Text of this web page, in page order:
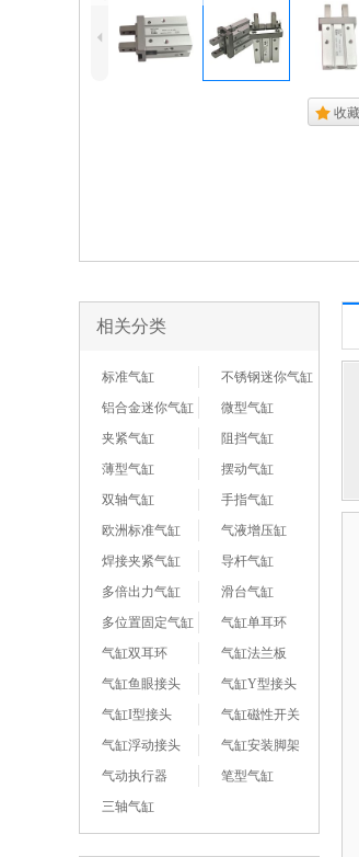
4
相关分类
标准气缸
不锈钢迷你气缸
铝合金迷你气缸
微型气缸
夹紧气缸
阻挡气缸
薄型气缸
摆动气缸
双轴气缸
手指气缸
欧洲标准气缸
气液增压缸
焊接夹紧气缸
导杆气缸
多倍出力气缸
滑台气缸
多位置固定气缸
气缸单耳环
气缸双耳环
气缸法兰板
气缸鱼眼接头
气缸Y型接头
气缸I型接头
气缸磁性开关
气缸浮动接头
气缸安装脚架
气动执行器
笔型气缸
三轴气缸